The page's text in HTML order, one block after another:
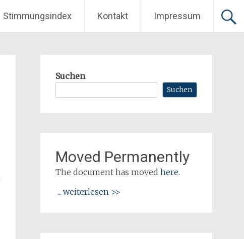
Stimmungsindex Kontakt Impressum
Suchen
Suchen
Moved Permanently
The document has moved here.
... weiterlesen >>